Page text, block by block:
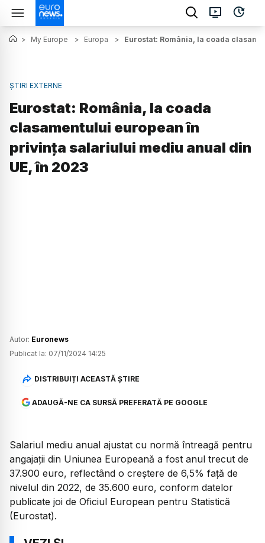
> My Europe > Europa > Eurostat: România, la coada
ȘTIRI EXTERNE
Eurostat: România, la coada
clasamentului european în
privința salariului mediu anual din
UE, în 2023
Autor: Euronews
Publicat la: 07/11/2024 14:25
DISTRIBUIȚI ACEASTĂ ȘTIRE
ADAUGĂ-NE CA SURSĂ PREFERATĂ PE GOOGLE
Salariul mediu anual ajustat cu normă întreagă pentru
angajaţii din Uniunea Europeană a fost anul trecut de
37.900 euro, reflectând o creştere de 6,5% faţă de
nivelul din 2022, de 35.600 euro, conform datelor
publicate joi de Oficiul European pentru Statistică
(Eurostat).